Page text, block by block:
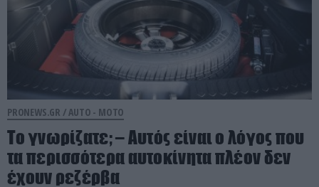
PRONEWS.GR /AUTO - MOTO
Το γνωρίζατε; – Aυτός είναι ο λόγος που
τα περισσότερα αυτοκίνητα πλέον δεν
έχουν ρεζέρβα